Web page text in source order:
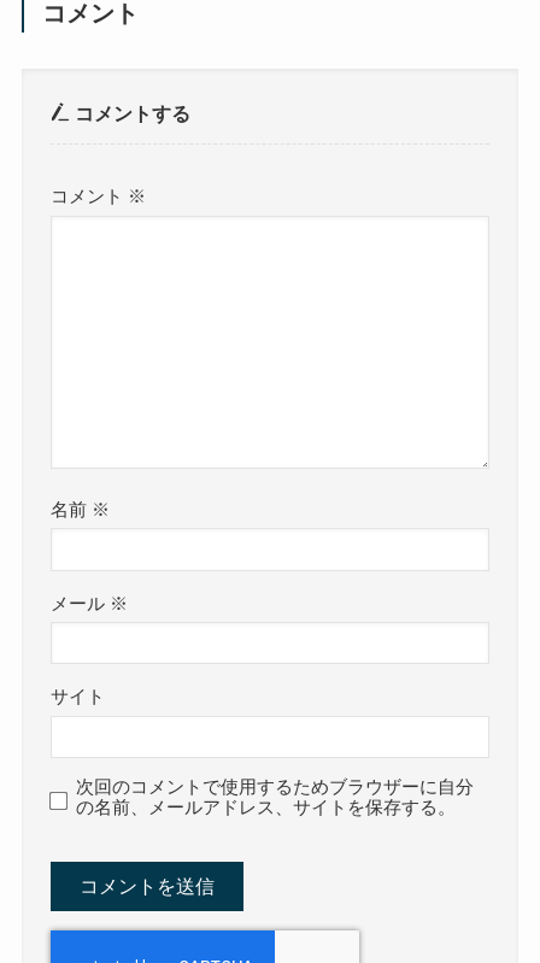
コメント
コメントする
コメント ※
名前 ※
メール ※
サイト
次回のコメントで使用するためブラウザーに自分
の名前、メールアドレス、サイトを保存する。